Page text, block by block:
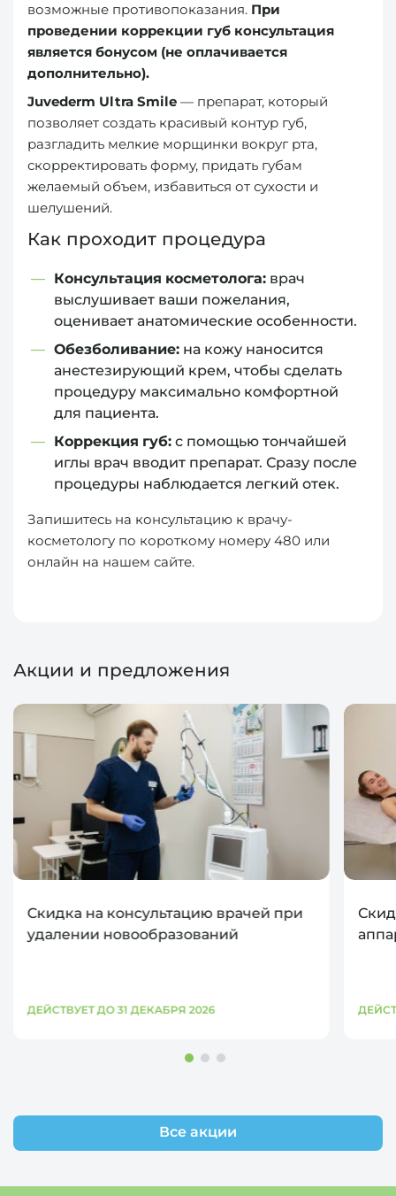
возможные противопоказания. При
проведении коррекции губ консультация
является бонусом (не оплачивается
дополнительно).
Juvederm Ultra Smile — препарат, который
позволяет создать красивый контур губ,
разгладить мелкие морщинки вокруг рта,
скорректировать форму, придать губам
желаемый объем, избавиться от сухости и
шелушений.
Как проходит процедура
Консультация косметолога: врач
выслушивает ваши пожелания,
оценивает анатомические особенности.
Обезболивание: на кожу наносится
анестезирующий крем, чтобы сделать
процедуру максимально комфортной
для пациента.
Коррекция губ: с помощью тончайшей
иглы врач вводит препарат. Сразу после
процедуры наблюдается легкий отек.
Запишитесь на консультацию к врачу-
косметологу по короткому номеру 480 или
онлайн на нашем сайте.
Акции и предложения
Все акции
Скидка на консультацию врачей при
удалении новообразований
ДЕЙСТВУЕТ ДО 31 ДЕКАБРЯ 2026